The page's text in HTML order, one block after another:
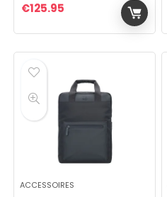
€125.95
ACCESSOIRES